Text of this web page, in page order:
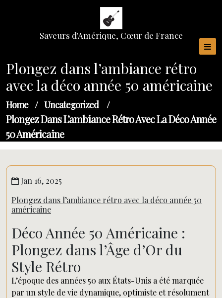
Saveurs d'Amérique, Cœur de France
Plongez dans l’ambiance rétro
avec la déco année 50 américaine
Home / Uncategorized /
Plongez Dans L’ambiance Rétro Avec La Déco Année
50 Américaine
Jan 16, 2025
Plongez dans l’ambiance rétro avec la déco année 50
américaine
Déco Année 50 Américaine :
Plongez dans l’Âge d’Or du
Style Rétro
L’époque des années 50 aux États-Unis a été marquée
par un style de vie dynamique, optimiste et résolument